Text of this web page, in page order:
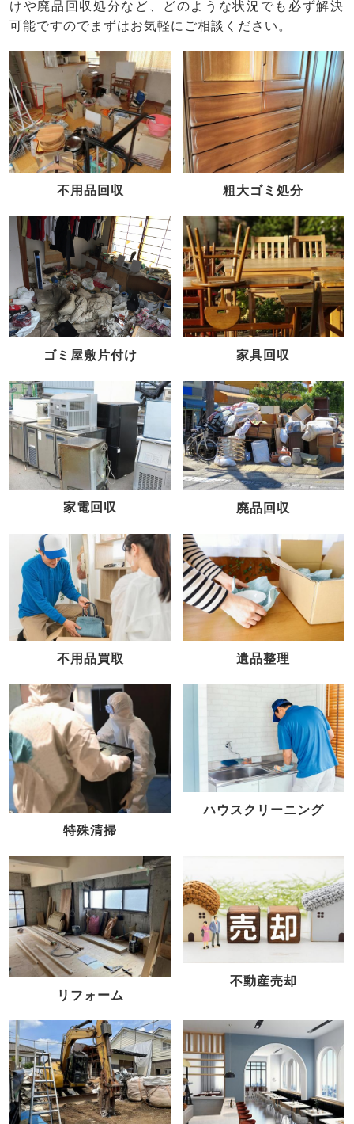
けや廃品回収処分など、どのような状況でも必ず解決
可能ですのでまずはお気軽にご相談ください。
不用品回収 粗大ゴミ処分
ゴミ屋敷片付け 家具回収
家電回収 廃品回収
不用品買取 遺品整理
特殊清掃
ハウスクリーニング
リフォーム
不動産売却